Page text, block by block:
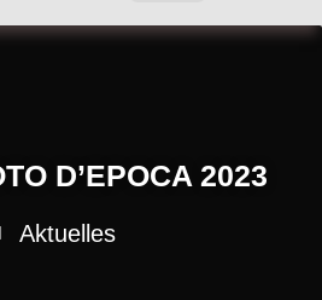
D’EPOCA 2023
Aktuelles